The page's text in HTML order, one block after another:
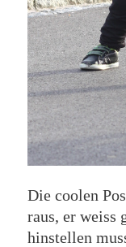
Die coolen
raus, er weiss
hinstellen